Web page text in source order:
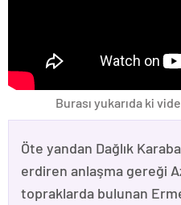
Burası yukarıda ki
Öte yandan Dağlık
erdiren anlaşma gereği
topraklarda bulunan